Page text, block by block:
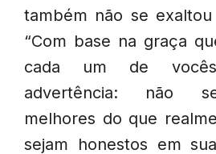
também não se exaltou
“Com base na graça
cada um de
advertência: não
melhores do que
sejam honestos em